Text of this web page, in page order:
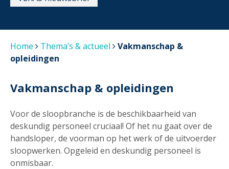
Home Thema’s & actueel
Vakmanschap &
opleidingen
Vakmanschap & opleidingen
Voor de sloopbranche is de beschikbaarheid van
deskundig personeel cruciaal! Of het nu gaat over de
handsloper, de voorman op het werk of de uitvoerder
sloopwerken. Opgeleid en deskundig personeel is
onmisbaar.